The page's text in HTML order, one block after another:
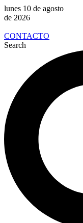
lunes 10 de agosto
de 2026
CONTACTO
Search